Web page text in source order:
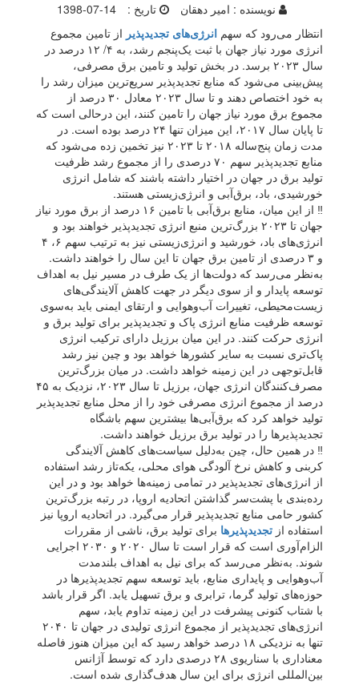
نویسنده : امیر دهقان تاریخ :
1398-07-14
انتظار می‌رود که سهم انرژی‌های تجدید‌پذیر از تامین مجموع
انرژی مورد نیاز جهان با ثبت یک‌پنجم رشد، به ۴/ ۱۲ درصد در
سال ۲۰۲۳ برسد. در بخش تولید و تامین برق مصرفی،
پیش‌بینی‌ می‌شود که منابع تجدیدپذیر سریع‌ترین میزان رشد را
به خود اختصاص دهند و تا سال ۲۰۲۳ معادل ۳۰ درصد از
مجموع برق مورد نیاز جهان را تامین کنند، این درحالی است که
تا پایان سال ۲۰۱۷، این میزان تنها ۲۴ درصد بوده است. در
مدت زمان پنج‌ساله ۲۰۱۸ تا ۲۰۲۳ نیز تخمین زده می‌شود که
منابع تجدیدپذیر سهم ۷۰ درصدی را از مجموع رشد ظرفیت
تولید برق در جهان در اختیار داشته باشند که شامل انرژی
خورشیدی، باد، برق‌آبی و انرژی‌‌زیستی هستند.
‼️ از این میان، منابع برق‌آبی با تامین ۱۶ درصد از برق مورد نیاز
جهان تا ۲۰۲۳ بزرگ‌ترین منبع انرژی تجدیدپذیر خواهند بود و
انرژی‌های باد، خورشید و انرژی‌زیستی نیز به ترتیب سهم ۶، ۴
و ۳ درصدی از تامین برق جهان تا این سال را خواهند داشت.
به‌نظر می‌رسد که دولت‌ها از یک طرف در مسیر نیل به اهداف
توسعه پایدار و از سوی دیگر در جهت کاهش آلایندگی‌های
زیست‌محیطی، تغییرات آب‌و‌هوایی و ارتقای ایمنی باید به‌سوی
توسعه ظرفیت منابع انرژی پاک و تجدید‌پذیر برای تولید برق و
انرژی حرکت کنند. در این میان برزیل دارای ترکیب انرژی
پاک‌تری نسبت به سایر کشورها خواهد بود و چین نیز رشد
قابل‌توجهی در این زمینه خواهد داشت. در میان بزرگ‌ترین
مصرف‌کنندگان انرژی جهان، برزیل تا سال ۲۰۲۳، نزدیک به ۴۵
درصد از مجموع انرژی مصرفی خود را از محل منابع تجدیدپذیر
تولید خواهد کرد که برق‌آبی‌ها بیشترین سهم باشگاه‌
تجدید‌پذیرها را در تولید برق برزیل خواهند داشت.
‼️ در همین حال، چین به‌دلیل سیاست‌های کاهش آلایندگی
کربنی و کاهش نرخ آلودگی هوای محلی، یکه‌تاز رشد استفاده
از انرژی‌های تجدید‌پذیر در تمامی زمینه‌ها خواهد بود و در این
رده‌بندی با پشت‌سر گذاشتن اتحادیه‌ اروپا، در رتبه بزرگ‌ترین
کشور حامی منابع تجدیدپذیر قرار می‌گیرد. در اتحادیه‌ اروپا نیز
استفاده از تجدیدپذیرها برای تولید برق، ناشی از مقررات
الزام‌آوری است که قرار است تا سال ۲۰۲۰ و ۲۰۳۰ اجرایی
شوند. به‌نظر می‌رسد که برای نیل به اهداف بلند‌مدت
آب‌و‌هوایی و پایداری منابع، باید توسعه سهم تجدیدپذیرها در
حوزه‌های تولید گرما، ترابری و برق تسهیل یابد. اگر قرار باشد
با شتاب کنونی پیشرفت در این زمینه تداوم یابد، سهم
انرژی‌های تجدیدپذیر از مجموع انرژی تولیدی در جهان تا ۲۰۴۰
تنها به نزدیکی ۱۸ درصد خواهد رسید که این میزان هنوز فاصله
معناداری با سناریوی ۲۸ درصدی دارد که توسط آژانس
بین‌المللی انرژی برای این سال هدف‌گذاری شده است.